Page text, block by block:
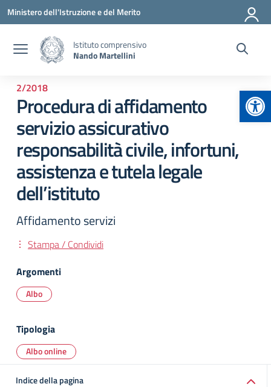
Vai ai contenuti
Vai al menu di navigazione
Vai al footer
Ministero dell'Istruzione e del Merito
Istituto comprensivo
Nando Martellini
2/2018
Procedura di affidamento
servizio assicurativo
responsabilità civile, infortuni,
assistenza e tutela legale
dell’istituto
Affidamento servizi
Stampa / Condividi
Argomenti
Albo
Tipologia
Albo online
Indice della pagina